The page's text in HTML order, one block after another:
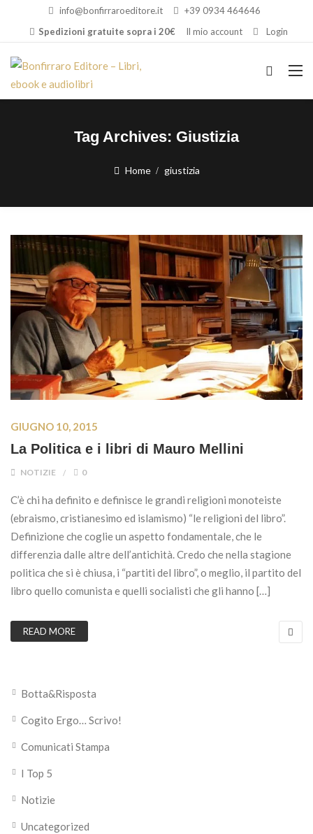
info@bonfirraroeditore.it
+39 0934 464646
Spedizioni gratuite sopra i 20€
Il mio account Login
Tag Archives: Giustizia
Home giustizia
GIUGNO 10, 2015
La Politica e i libri di Mauro Mellini
NOTIZIE 0
C’è chi ha definito e definisce le grandi religioni monoteiste
(ebraismo, cristianesimo ed islamismo) “le religioni del libro”.
Definizione che coglie un aspetto fondamentale, che le
differenzia dalle altre dell’antichità. Credo che nella stagione
politica che si è chiusa, i “partiti del libro”, o meglio, il partito del
libro quello comunista e quelli socialisti che gli hanno […]
READ MORE
Botta&Risposta
Cogito Ergo… Scrivo!
Comunicati Stampa
I Top 5
Notizie
Uncategorized